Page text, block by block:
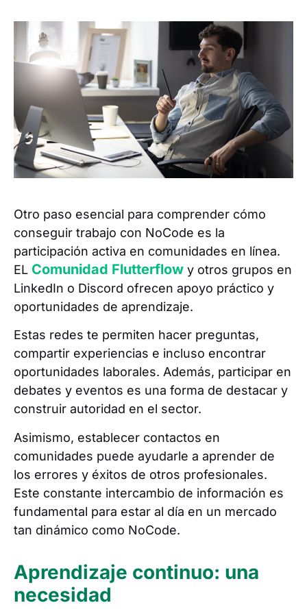
Otro paso esencial para comprender cómo
conseguir trabajo con NoCode es la
participación activa en comunidades en línea.
EL Comunidad Flutterflow y otros grupos en
LinkedIn o Discord ofrecen apoyo práctico y
oportunidades de aprendizaje.
Estas redes te permiten hacer preguntas,
compartir experiencias e incluso encontrar
oportunidades laborales. Además, participar en
debates y eventos es una forma de destacar y
construir autoridad en el sector.
Asimismo, establecer contactos en
comunidades puede ayudarle a aprender de
los errores y éxitos de otros profesionales.
Este constante intercambio de información es
fundamental para estar al día en un mercado
tan dinámico como NoCode.
Aprendizaje continuo: una
necesidad